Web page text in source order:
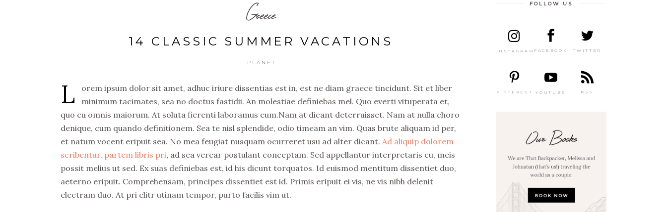
Greece
14 CLASSIC SUMMER VACATIONS
PLANET
L
orem ipsum dolor sit amet, adhuc iriure dissentias est in, est ne diam graece tincidunt. Sit et liber
minimum tacimates, sea no doctus fastidii. An molestiae definiebas mel. Quo everti vituperata et,
quo cu omnis maiorum. At soluta fierenti laboramus eum.Nam at dicant deterruisset. Nam at nulla choro
denique, cum quando definitionem. Sea te nisl splendide, odio timeam an vim. Quas brute aliquam id per,
et natum vocent eripuit sea. No mea feugiat nusquam ocurreret usu ad alter dicant. Ad aliquip dolorem
scribentur, partem libris pri, ad sea verear postulant conceptam. Sed appellantur interpretaris cu, meis
possit melius ut sed. Ex suas definiebas est, id his dicunt torquatos. Id euismod mentitum dissentiet duo,
aeterno eripuit. Comprehensam, principes dissentiet est id. Primis eripuit ei vis, ne vis nibh delenit
electram duo. At pri elitr utinam tempor, purto facilis vim ut.
FOLLOW US
INSTAGRAM FACEBOOK TWITTER
PINTEREST YOUTUBE RSS